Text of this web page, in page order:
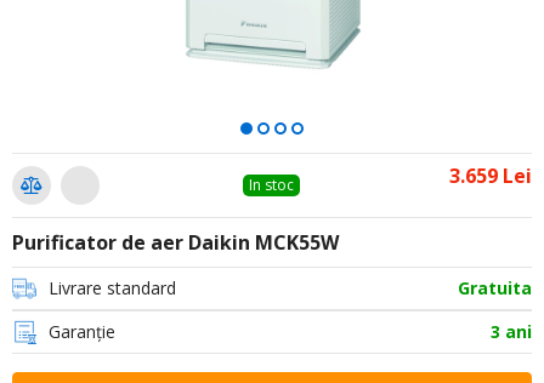
In stoc 3.659 Lei
Purificator de aer Daikin MCK55W
Livrare standard
Gratuita
Garanție
3 ani